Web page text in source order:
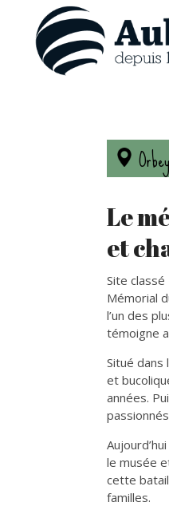
Le
et
Site
Mémorial
l’un des
témoigne
Situé dans
et
années.
le musée
cette
familles.